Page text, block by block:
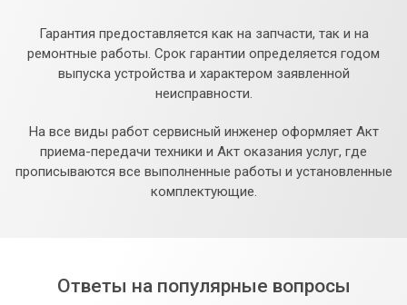
Гарантия предоставляется как на запчасти, так и на
ремонтные работы. Срок гарантии определяется годом
выпуска устройства и характером заявленной
неисправности.
На все виды работ сервисный инженер оформляет Акт
приема-передачи техники и Акт оказания услуг, где
прописываются все выполненные работы и установленные
комплектующие.
Ответы на популярные вопросы